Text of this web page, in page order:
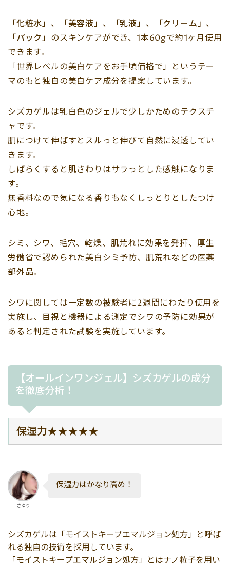
「化粧水」、「美容液」、「乳液」、「クリーム」、
「パック」 のスキンケアができ、1本60gで約1ヶ月使用
できます。
「世界レベルの美白ケアをお手頃価格で」というテー
マのもと独自の美白ケア成分を提案しています。
シズカゲルは乳白色のジェルで少しかためのテクスチ
ャです。
肌につけて伸ばすとスルっと伸びて自然に浸透してい
きます。
しばらくすると肌さわりはサラっとした感触になりま
す。
無香料なので気になる香りもなくしっとりとしたつけ
心地。
シミ、シワ、毛穴、乾燥、肌荒れに効果を発揮、厚生
労働省で認められた美白シミ予防、肌荒れなどの医薬
部外品。
シワに関しては一定数の被験者に2週間にわたり使用を
実施し、目視と機器による測定でシワの予防に効果が
あると判定された試験を実施しています。
【オールインワンジェル】シズカゲルの成分
を徹底分析！
保湿力★★★★★
さゆり
保湿力はかなり高め！
シズカゲルは「モイストキープエマルジョン処方」と呼ば
れる独自の技術を採用しています。
「モイストキープエマルジョン処方」とはナノ粒子を用い